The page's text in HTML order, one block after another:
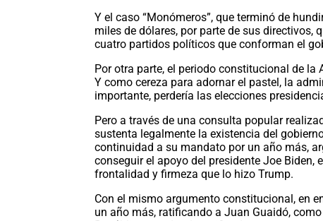
Y el caso “Monómeros”, que terminó de
miles de dólares, por parte de sus directivos,
cuatro partidos políticos que conforman el
Por otra parte, el periodo constitucional de la
Y como cereza para adornar el pastel, la
importante, perdería las elecciones
Pero a través de una consulta popular
sustenta legalmente la existencia del
continuidad a su mandato por un año más,
conseguir el apoyo del presidente Joe
frontalidad y firmeza que lo hizo Trump.
Con el mismo argumento constitucional, en
un año más, ratificando a Juan Guaidó,